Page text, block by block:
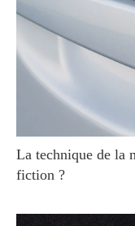
La technique de la
fiction ?